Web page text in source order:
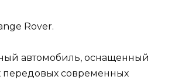
Rover.
автомобиль, оснащенный
передовых современных